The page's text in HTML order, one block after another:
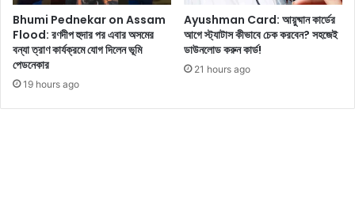
ন
হ
ল
অ
ন্যা
র
Bhumi Pednekar on Assam
Flood: রণদীপ হুদার পর এবার অসমের
বন্যা ত্রাণ কার্যক্রমে যোগ দিলেন ভূমি
পেডনেকার
19 hours ago
Ayushman Card: আয়ুষ্মান কার্ডের
আগে স্ট্যাটাস কীভাবে চেক করবেন? সহজেই
ডাউনলোড করুন কার্ড!
21 hours ago